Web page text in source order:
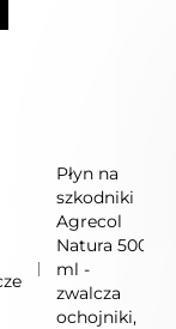
Płyn na
szkodniki
Agrecol
Natura 500
ml -
zwalcza
ochojniki,